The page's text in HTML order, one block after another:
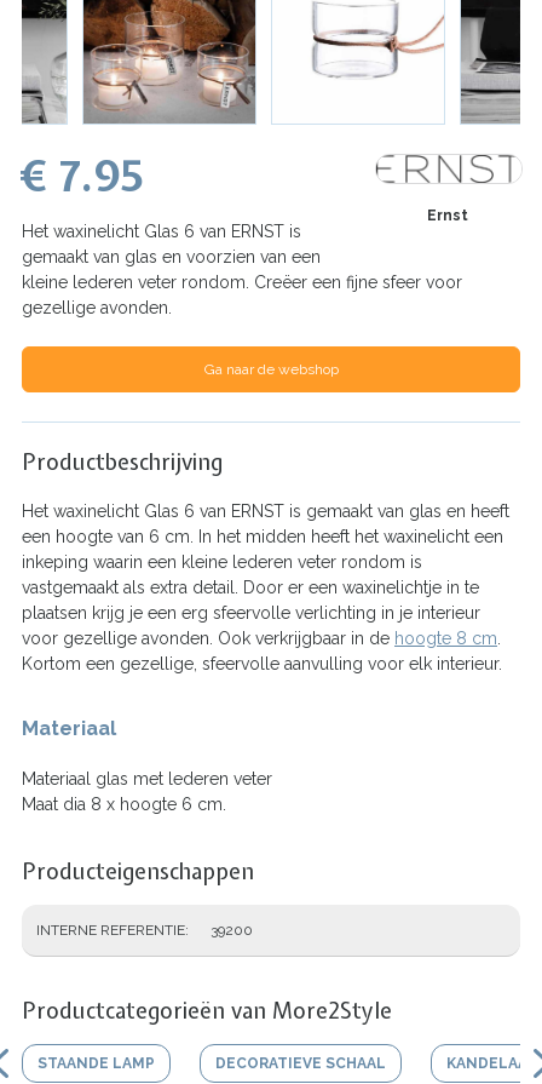
Ernst
€ 7.95
Het waxinelicht Glas 6 van ERNST is
gemaakt van glas en voorzien van een
kleine lederen veter rondom. Creëer een fijne sfeer voor
gezellige avonden.
Ga naar de webshop
Productbeschrijving
Het waxinelicht Glas 6 van ERNST is gemaakt van glas en heeft
een hoogte van 6 cm. In het midden heeft het waxinelicht een
inkeping waarin een kleine lederen veter rondom is
vastgemaakt als extra detail. Door er een waxinelichtje in te
plaatsen krijg je een erg sfeervolle verlichting in je interieur
voor gezellige avonden. Ook verkrijgbaar in de hoogte 8 cm
Kortom een gezellige, sfeervolle aanvulling voor elk interieur.
Materiaal
Materiaal glas met lederen veter
Maat dia 8 x hoogte 6 cm.
Producteigenschappen
INTERNE REFERENTIE 39200
Productcategorieën van More2Style
STAANDE LAMP DECORATIEVE SCHAAL KANDELAAR